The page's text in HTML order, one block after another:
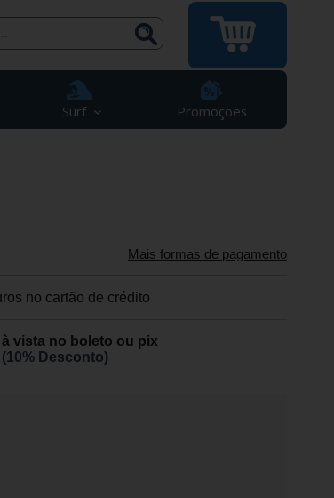
Surf Promoções
Mais formas de pagamento
no cartão de crédito
à vista no boleto ou pix
(10% Desconto)